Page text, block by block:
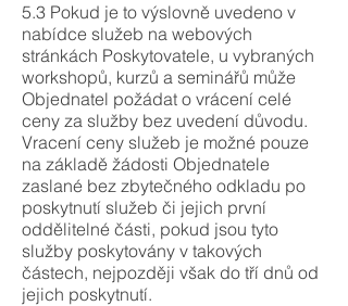
5.3 Pokud je to výslovně uvedeno v
nabídce služeb na webových
stránkách Poskytovatele, u vybraných
workshopů, kurzů a seminářů může
Objednatel požádat o vrácení celé
ceny za služby bez uvedení důvodu.
Vracení ceny služeb je možné pouze
na základě žádosti Objednatele
zaslané bez zbytečného odkladu po
poskytnutí služeb či jejich první
oddělitelné části, pokud jsou tyto
služby poskytovány v takových
částech, nejpozději však do tří dnů od
jejich poskytnutí.